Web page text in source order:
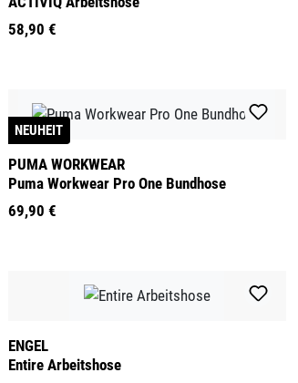
58,90 €
NEUHEIT
PUMA WORKWEAR
Puma Workwear Pro One Bundhose
69,90 €
ENGEL
Entire Arbeitshose